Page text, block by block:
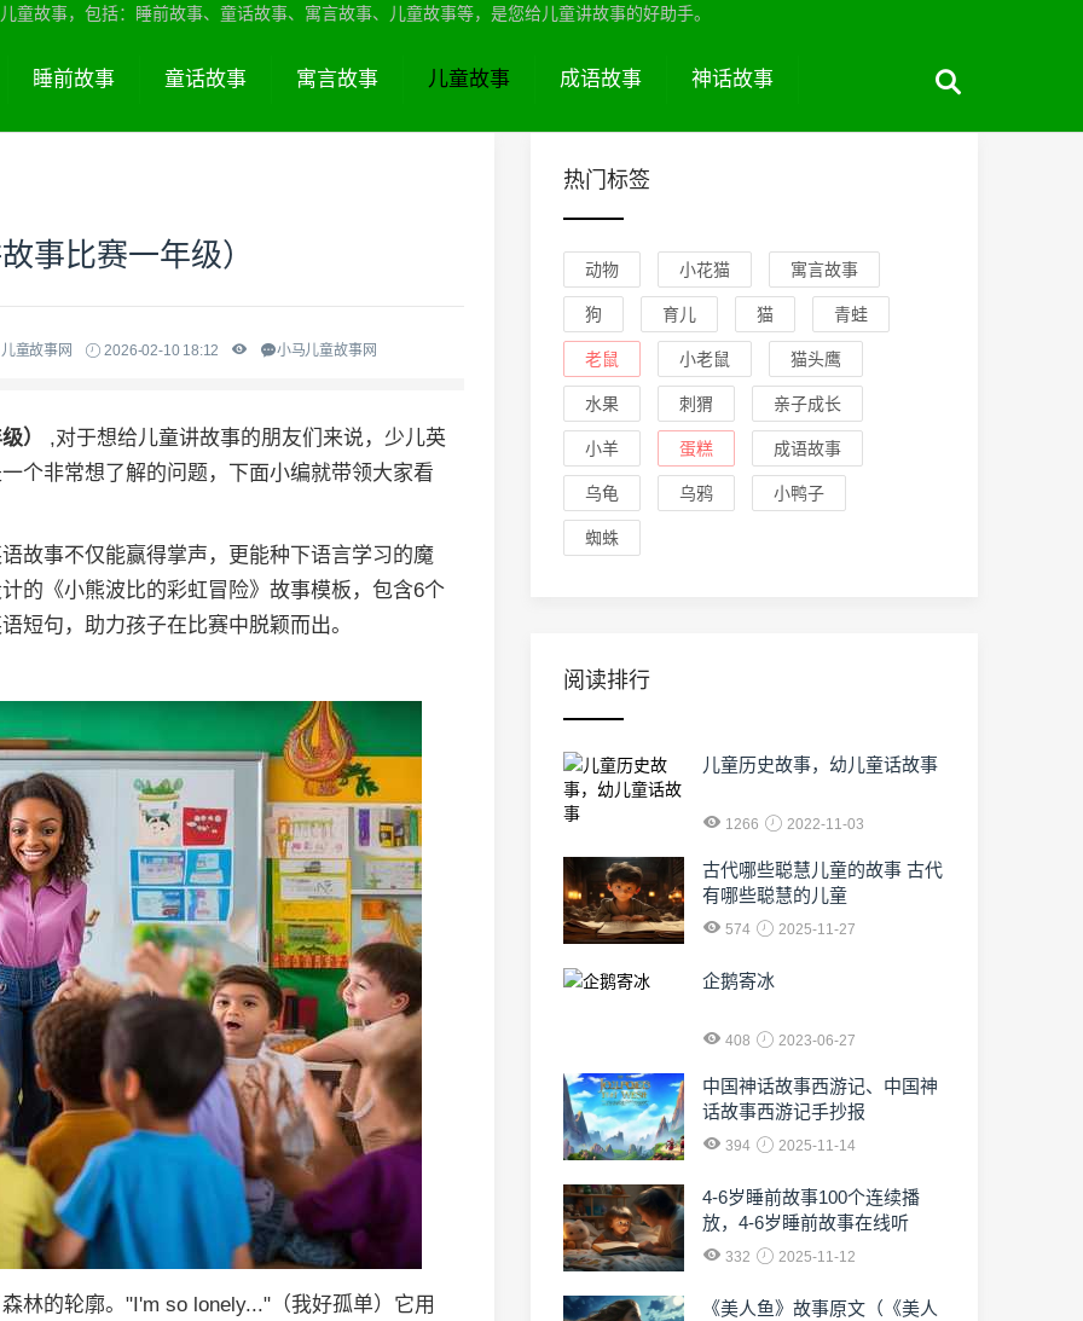
童故事，包括：睡前故事、童话故事、寓言故事、儿童故事等，是您给儿童讲故事的好助手。
睡前故事 童话故事 寓言故事 儿童故事 成语故事 神话故事
事比赛一年级）
童故事网 2026-02-10 18:12 小马儿童故事网
） ,对于想给儿童讲故事的朋友们来说，少儿英
个非常想了解的问题，下面小编就带领大家看
故事不仅能赢得掌声，更能种下语言学习的魔
的《小熊波比的彩虹冒险》故事模板，包含6个
短句，助力孩子在比赛中脱颖而出。
林的轮廓。"I'm so lonely..."（我好孤单）它用
热门标签
动物 小花猫 寓言故事
狗 育儿 猫 青蛙
老鼠 小老鼠 猫头鹰
水果 刺猬 亲子成长
小羊 蛋糕 成语故事
乌龟 乌鸦 小鸭子
蜘蛛
阅读排行
儿童历史故事，幼儿童话故事
1266 2022-11-03
古代哪些聪慧儿童的故事 古代
有哪些聪慧的儿童
574 2025-11-27
企鹅寄冰
408 2023-06-27
中国神话故事西游记、中国神
话故事西游记手抄报
394 2025-11-14
4-6岁睡前故事100个连续播
放，4-6岁睡前故事在线听
332 2025-11-12
《美人鱼》故事原文（《美人